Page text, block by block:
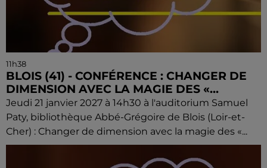
11h38
BLOIS (41) - CONFÉRENCE : CHANGER DE
DIMENSION AVEC LA MAGIE DES «...
Jeudi 21 janvier 2027 à 14h30 à l'auditorium Samuel
Paty, bibliothèque Abbé-Grégoire de Blois (Loir-et-
Cher) : Changer de dimension avec la magie des «...